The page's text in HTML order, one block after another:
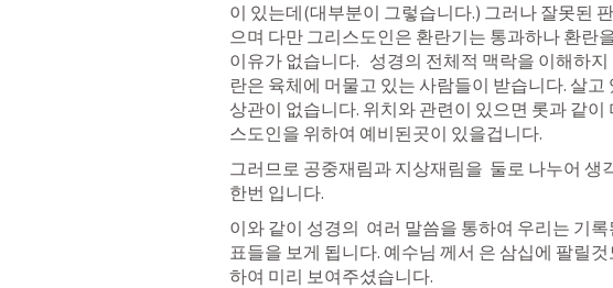
이 있는데(대부분이 그렇습니다.) 그러나 잘못된
으며 다만 그리스도인은 환란기는 통과하나 환란
이유가 없습니다.   성경의 전체적 맥락을 이해하
란은 육체에 머물고 있는 사람들이 받습니다. 살고
상관이 없습니다. 위치와 관련이 있으면 롯과 같이
스도인을 위하여 예비된곳이 있을겁니다.
그러므로 공중재림과 지상재림을  둘로 나누어 생
한번 입니다.
이와 같이 성경의  여러 말씀을 통하여 우리는 기
표들을 보게 됩니다. 예수님 께서 은 삼십에 팔릴
하여 미리 보여주셨습니다.